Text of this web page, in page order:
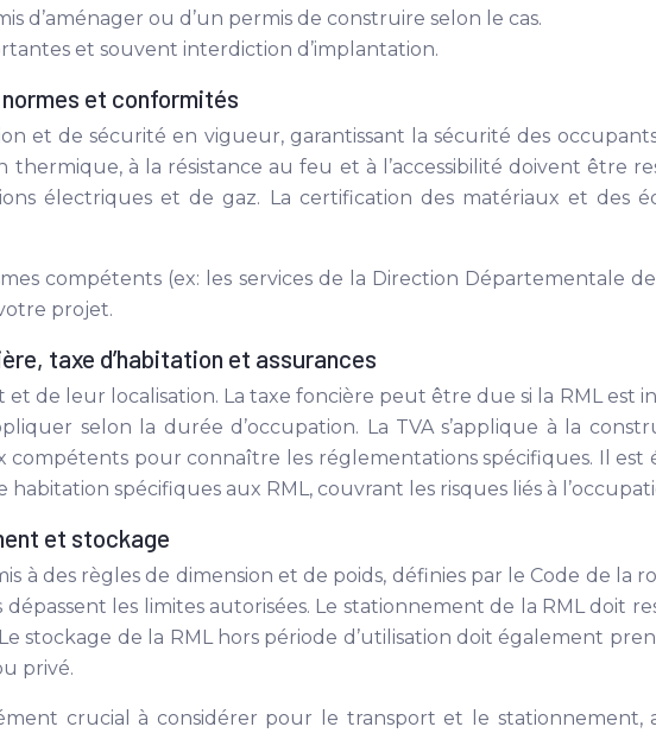
d’aménager ou d’un permis de construire selon le cas.
et souvent interdiction d’implantation.
et conformités
et de sécurité en vigueur, garantissant la sécurité des
thermique, à la résistance au feu et à l’accessibilité doivent être
électriques et de gaz. La certification des matériaux et des
compétents (ex: les services de la Direction Départementale
projet.
taxe d’habitation et assurances
de leur localisation. La taxe foncière peut être due si la RML est
selon la durée d’occupation. La TVA s’applique à la
compétents pour connaître les réglementations spécifiques. Il
spécifiques aux RML, couvrant les risques liés à
et stockage
à des règles de dimension et de poids, définies par le Code de la
les limites autorisées. Le stationnement de la RML doit
stockage de la RML hors période d’utilisation doit également
privé.
crucial à considérer pour le transport et le stationnement,